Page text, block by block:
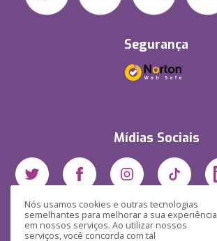
Nós usamos cookies e outras tecnologias
semelhantes para melhorar a sua experiência
em nossos serviços. Ao utilizar nossos
serviços, você concorda com tal
Segurança
Mídias Sociais